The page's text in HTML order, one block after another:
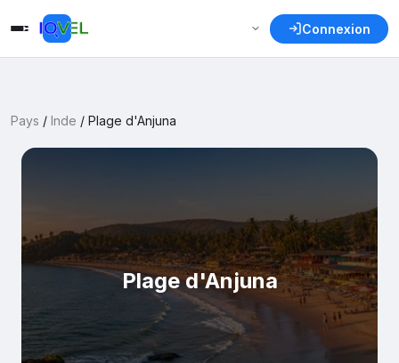
Connexion
Pays / Inde / Plage d'Anjuna
Plage d'Anjuna